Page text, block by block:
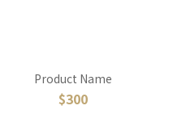
Product Name
$300